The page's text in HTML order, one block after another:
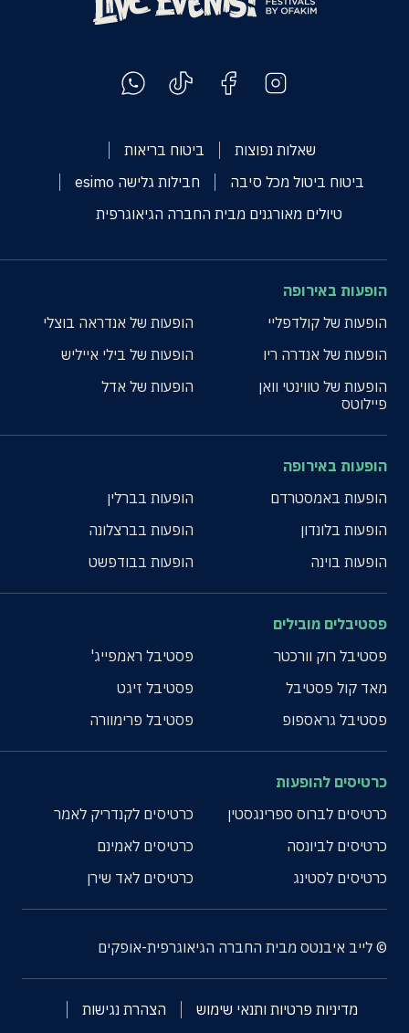
שאלות נפוצות
ביטוח בריאות
ביטוח ביטול מכל סיבה
חבילות גלישה esimo
טיולים מאורגנים מבית החברה הגיאוגרפית
הופעות באירופה
הופעות של קולדפליי
הופעות של אנדראה בוצלי
הופעות של אנדרה ריו
הופעות של בילי אייליש
הופעות של טווינטי וואן
פיילוטס
הופעות של אדל
הופעות באירופה
הופעות באמסטרדם
הופעות בברלין
הופעות בלונדון
הופעות בברצלונה
הופעות בוינה
הופעות בבודפשט
פסטיבלים מובילים
פסטיבל רוק וורכטר
פסטיבל ראמפייג'
מאד קול פסטיבל
פסטיבל זיגט
פסטיבל גראספופ
פסטיבל פרימוורה
כרטיסים להופעות
כרטיסים לברוס ספרינגסטין
כרטיסים לקנדריק לאמר
כרטיסים לביונסה
כרטיסים לאמינם
כרטיסים לסטינג
כרטיסים לאד שירן
© לייב איבנטס מבית החברה הגיאוגרפית-אופקים
מדיניות פרטיות ותנאי שימוש
הצהרת נגישות